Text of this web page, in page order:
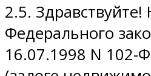
2.5.
Федерального
16.07.1998 N 102-